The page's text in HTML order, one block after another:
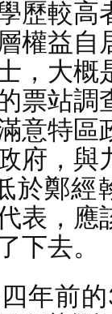
歷較
權益自
，大概
票站調
意特區
府，
於鄭經
表，
下去。
年前